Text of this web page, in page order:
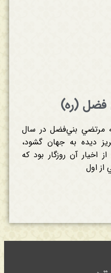
فضل (ره)
مرتضي‌ بني‌فضل‌ در سال‌
ديده‌ به‌ جهان‌ گشود،
اخيار آن‌ روزگار بود كه‌
از اول‌